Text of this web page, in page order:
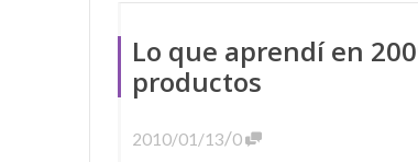
Lo que aprendí en
productos
2010/01/13/0